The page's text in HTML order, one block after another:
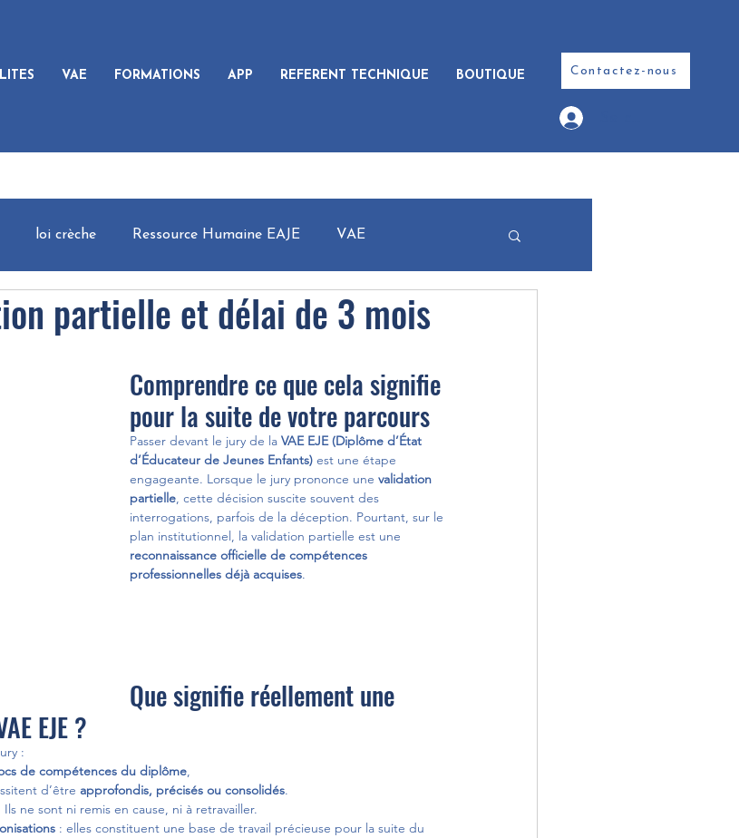
VAE FORMATIONS APP REFERENT TECHNIQUE BOUTIQUE Contactez-nous
loi crèche Ressource Humaine EAJE VAE
partielle et délai de 3 mois
Comprendre ce que cela signifie
pour la suite de votre parcours
Passer devant le jury de la VAE EJE (Diplôme d’État
d’Éducateur de Jeunes Enfants) est une étape
engageante. Lorsque le jury prononce une validation
partielle, cette décision suscite souvent des
interrogations, parfois de la déception. Pourtant, sur le
plan institutionnel, la validation partielle est une
reconnaissance officielle de compétences
professionnelles déjà acquises.
Que signifie réellement une
EJE ?
:
de compétences du diplôme,
d’être approfondis, précisés ou consolidés.
Ils ne sont ni remis en cause, ni à retravailler.
: elles constituent une base de travail précieuse pour la suite du